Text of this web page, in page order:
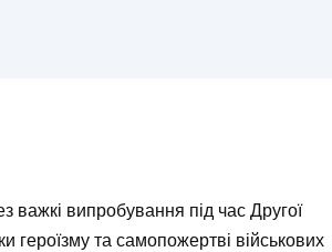
важкі випробування під час Другої
героїзму та самопожертві військових